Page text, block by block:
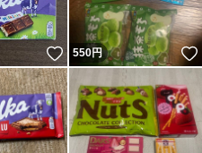
いいね！
550円